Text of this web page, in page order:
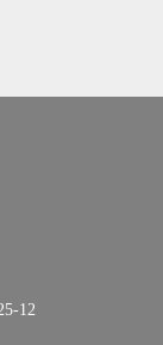
12